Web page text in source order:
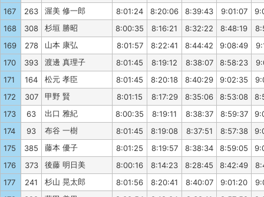
167
263 渥美 修一郎 8:01:24 8:20:06 8:39:43 9:01:07
168
308 杉垣 勝昭 8:00:35 8:16:21 8:32:22 8:48:19
169
278 山本 康弘 8:01:57 8:22:41 8:44:42 9:08:49
170
393 渡邊 真理子 8:01:45 8:19:12 8:38:07 8:58:23
171
164 松元 孝臣 8:01:45 8:20:18 8:40:29 9:02:35
172
307 甲野 賢 8:01:15 8:17:29 8:35:06 8:53:08
173
63 出口 雅紀 8:00:35 8:19:11 8:38:37 8:59:37
174
93 布谷 一樹 8:01:45 8:19:08 8:37:51 8:57:38
175
385 藤本 優子 8:01:25 8:19:57 8:38:34 8:59:05
176
373 後藤 明日美 8:00:16 8:14:23 8:28:45 8:42:49
177
241 杉山 晃太郎 8:01:56 8:20:41 8:40:07 9:01:20